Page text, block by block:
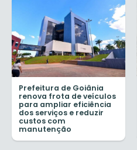
Prefeitura de Goiânia
renova frota de veículos
para ampliar eficiência
dos serviços e reduzir
custos com
manutenção